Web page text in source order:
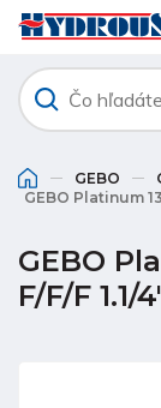
GEBO
GEBO Platinum
GEBO
F/F/F 1.1/